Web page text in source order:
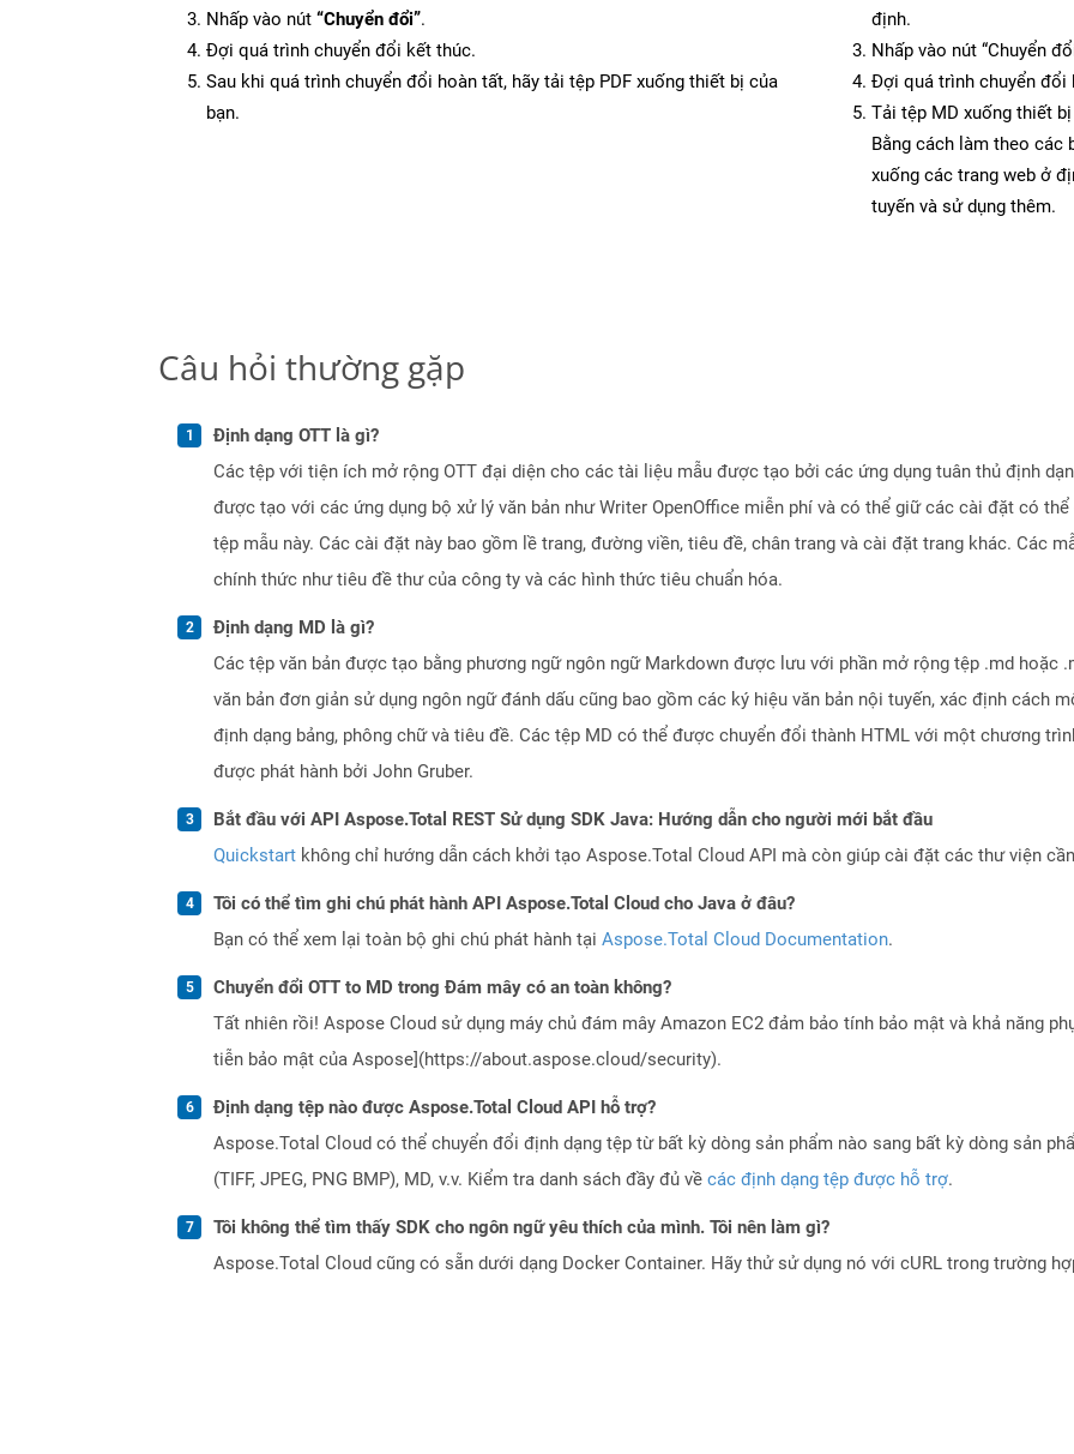
Nhấp vào nút “Chuyển đổi”.
Đợi quá trình chuyển đổi kết thúc.
Sau khi quá trình chuyển đổi hoàn tất, hãy tải tệp PDF xuống thiết bị của
bạn.
định.
Nhấp vào nút “Chuyển
Đợi quá trình chuyển đổi
Tải tệp MD xuống thiết
Bằng cách làm theo các
xuống các trang web ở
tuyến và sử dụng thêm.
Câu hỏi thường gặp
Định dạng OTT là gì?
Các tệp với tiện ích mở rộng OTT đại diện cho các tài liệu mẫu được tạo bởi các ứng dụng tuân thủ định
được tạo với các ứng dụng bộ xử lý văn bản như Writer OpenOffice miễn phí và có thể giữ các cài đặt có
tệp mẫu này. Các cài đặt này bao gồm lề trang, đường viền, tiêu đề, chân trang và cài đặt trang khác. Các
chính thức như tiêu đề thư của công ty và các hình thức tiêu chuẩn hóa.
Định dạng MD là gì?
Các tệp văn bản được tạo bằng phương ngữ ngôn ngữ Markdown được lưu với phần mở rộng tệp .md hoặc
văn bản đơn giản sử dụng ngôn ngữ đánh dấu cũng bao gồm các ký hiệu văn bản nội tuyến, xác định cách
định dạng bảng, phông chữ và tiêu đề. Các tệp MD có thể được chuyển đổi thành HTML với một chương
được phát hành bởi John Gruber.
Bắt đầu với API Aspose.Total REST Sử dụng SDK Java: Hướng dẫn cho người mới bắt đầu
Quickstart không chỉ hướng dẫn cách khởi tạo Aspose.Total Cloud API mà còn giúp cài đặt các thư viện
Tôi có thể tìm ghi chú phát hành API Aspose.Total Cloud cho Java ở đâu?
Bạn có thể xem lại toàn bộ ghi chú phát hành tại Aspose.Total Cloud Documentation.
Chuyển đổi OTT to MD trong Đám mây có an toàn không?
Tất nhiên rồi! Aspose Cloud sử dụng máy chủ đám mây Amazon EC2 đảm bảo tính bảo mật và khả năng
tiễn bảo mật của Aspose](https://about.aspose.cloud/security).
Định dạng tệp nào được Aspose.Total Cloud API hỗ trợ?
Aspose.Total Cloud có thể chuyển đổi định dạng tệp từ bất kỳ dòng sản phẩm nào sang bất kỳ dòng sản
(TIFF, JPEG, PNG BMP), MD, v.v. Kiểm tra danh sách đầy đủ về các định dạng tệp được hỗ trợ.
Tôi không thể tìm thấy SDK cho ngôn ngữ yêu thích của mình. Tôi nên làm gì?
Aspose.Total Cloud cũng có sẵn dưới dạng Docker Container. Hãy thử sử dụng nó với cURL trong trường